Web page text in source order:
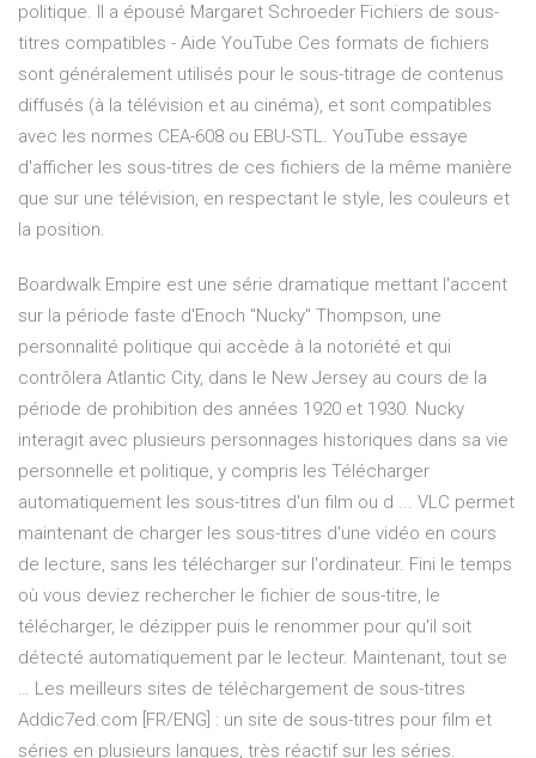
politique. Il a épousé Margaret Schroeder Fichiers de sous-
titres compatibles - Aide YouTube Ces formats de fichiers
sont généralement utilisés pour le sous-titrage de contenus
diffusés (à la télévision et au cinéma), et sont compatibles
avec les normes CEA-608 ou EBU-STL. YouTube essaye
d'afficher les sous-titres de ces fichiers de la même manière
que sur une télévision, en respectant le style, les couleurs et
la position.
Boardwalk Empire est une série dramatique mettant l'accent
sur la période faste d'Enoch "Nucky" Thompson, une
personnalité politique qui accède à la notoriété et qui
contrôlera Atlantic City, dans le New Jersey au cours de la
période de prohibition des années 1920 et 1930. Nucky
interagit avec plusieurs personnages historiques dans sa vie
personnelle et politique, y compris les Télécharger
automatiquement les sous-titres d'un film ou d ... VLC permet
maintenant de charger les sous-titres d'une vidéo en cours
de lecture, sans les télécharger sur l'ordinateur. Fini le temps
où vous deviez rechercher le fichier de sous-titre, le
télécharger, le dézipper puis le renommer pour qu'il soit
détecté automatiquement par le lecteur. Maintenant, tout se
… Les meilleurs sites de téléchargement de sous-titres
Addic7ed.com [FR/ENG] : un site de sous-titres pour film et
séries en plusieurs langues, très réactif sur les séries.